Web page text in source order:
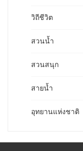
วิถีชีวิต
สวนน้ำ
สวนสนุก
สายน้ำ
อุทยานแห่งชาติ